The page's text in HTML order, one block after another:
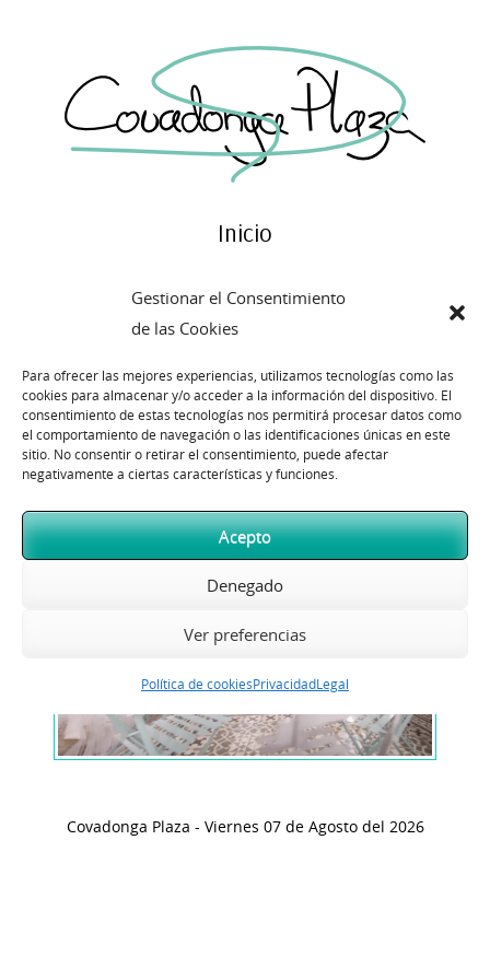
Gestionar el Consentimiento
de las Cookies
Para ofrecer las mejores experiencias, utilizamos tecnologías como las
cookies para almacenar y/o acceder a la información del dispositivo. El
consentimiento de estas tecnologías nos permitirá procesar datos como
el comportamiento de navegación o las identificaciones únicas en este
sitio. No consentir o retirar el consentimiento, puede afectar
negativamente a ciertas características y funciones.
Acepto
Denegado
Ver preferencias
Política de cookiesPrivacidadLegal
Inicio
Historia
Atelier
Contacto
Publicado4 noviembre, 2014
← Previous
Covadonga Plaza - Viernes 07 de Agosto del 2026